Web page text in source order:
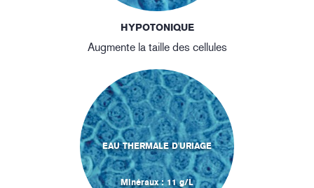
HYPOTONIQUE
Augmente la taille des cellules
EAU THERMALE D'URIAGE
Minéraux : 11 g/L